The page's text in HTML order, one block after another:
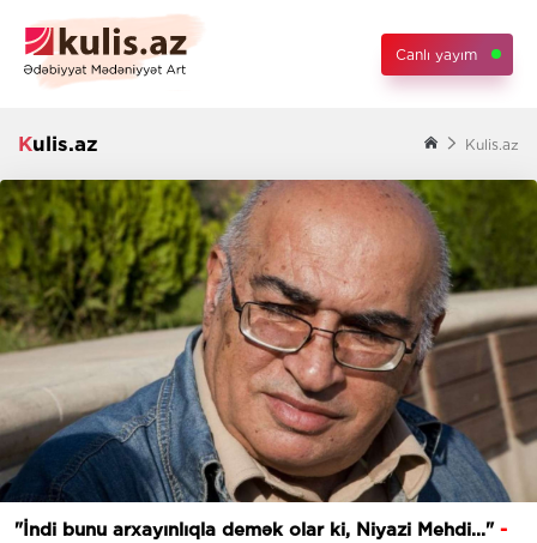
Canlı yayım
Kulis.az Kulis.az
"İndi bunu arxayınlıqla demək olar ki, Niyazi Mehdi..."-